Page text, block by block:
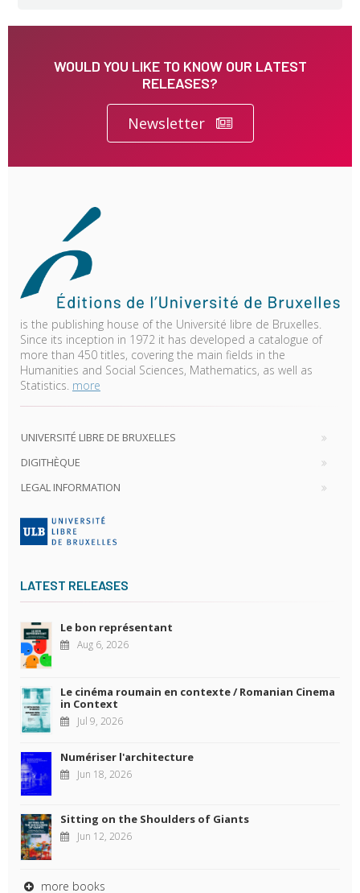
WOULD YOU LIKE TO KNOW OUR LATEST
RELEASES?
Newsletter
is the publishing house of the Université libre de Bruxelles.
Since its inception in 1972 it has developed a catalogue of
more than 450 titles, covering the main fields in the
Humanities and Social Sciences, Mathematics, as well as
Statistics. more
UNIVERSITÉ LIBRE DE BRUXELLES
DIGITHÈQUE
LEGAL INFORMATION
LATEST RELEASES
Le bon représentant
Aug 6, 2026
Le cinéma roumain en contexte / Romanian Cinema
in Context
Jul 9, 2026
Numériser l'architecture
Jun 18, 2026
Sitting on the Shoulders of Giants
Jun 12, 2026
more books